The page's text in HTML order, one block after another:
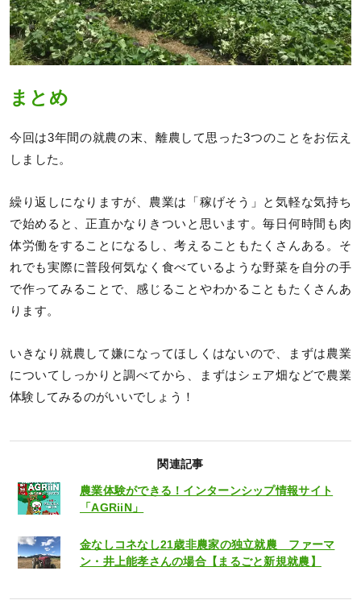
まとめ
今回は3年間の就農の末、離農して思った3つのことをお伝え
しました。
繰り返しになりますが、農業は「稼げそう」と気軽な気持ち
で始めると、正直かなりきついと思います。毎日何時間も肉
体労働をすることになるし、考えることもたくさんある。そ
れでも実際に普段何気なく食べているような野菜を自分の手
で作ってみることで、感じることやわかることもたくさんあ
ります。
いきなり就農して嫌になってほしくはないので、まずは農業
についてしっかりと調べてから、まずはシェア畑などで農業
体験してみるのがいいでしょう！
関連記事
農業体験ができる！インターンシップ情報サイト
「AGRiiN」
金なしコネなし21歳非農家の独立就農 ファーマ
ン・井上能孝さんの場合【まるごと新規就農】